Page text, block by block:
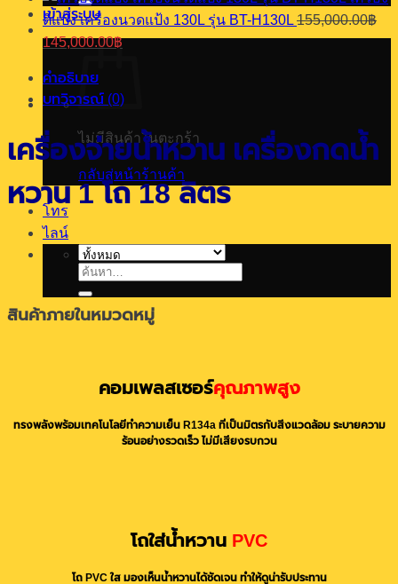
เข้าสู่ระบบ
ไม่มีสินค้าในตะกร้า
กลับสู่หน้าร้านค้า
โทร
ไลน์
ค้นหา:
46,150.00฿.35,500.00฿.
ตีแป้ง เครื่องนวดแป้ง 130L รุ่น BT-H130L 155,000.00฿
Original
price
was:
155,000.00฿.
145,000.00฿Current
price
คำอธิบาย
บทวิจารณ์ (0)
เครื่องจ่ายน้ำหวาน เครื่องกดน้ำ
หวาน 1 โถ 18 ลิตร
สินค้าภายในหมวดหมู่
คอมเพลสเซอร์คุณภาพสูง
ทรงพลังพร้อมเทคโนโลยีทำความเย็น R134a ที่เป็นมิตรกับสิ่งแวดล้อม ระบายความ
ร้อนอย่างรวดเร็ว ไม่มีเสียงรบกวน
โถใส่น้ำหวาน PVC
โถ PVC ใส มองเห็นน้ำหวานได้ชัดเจน ทำให้ดูน่ารับประทาน